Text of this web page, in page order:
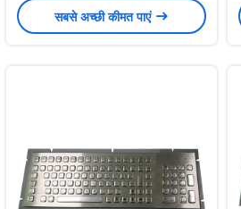
सबसे अच्छी कीमत पाएं